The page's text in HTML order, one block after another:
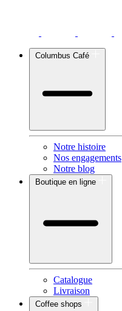
Columbus Café
Notre histoire
Nos engagements
Notre blog
Boutique en ligne
Catalogue
Livraison
Coffee shops